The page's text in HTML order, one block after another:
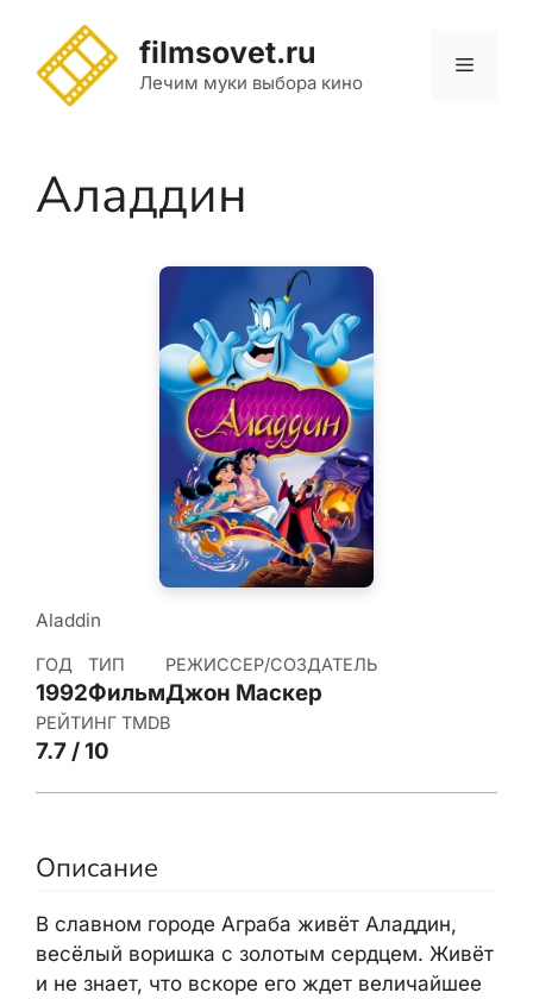
содержимому
filmsovet.ru
Лечим муки выбора кино
Меню
Аладдин
Aladdin
ГОД
1992
ТИП
Фильм
РЕЖИССЕР/СОЗДАТЕЛЬ
Джон Маскер
РЕЙТИНГ TMDB
7.7 / 10
Описание
В славном городе Аграба живёт Аладдин,
весёлый воришка с золотым сердцем. Живёт
и не знает, что вскоре его ждет величайшее